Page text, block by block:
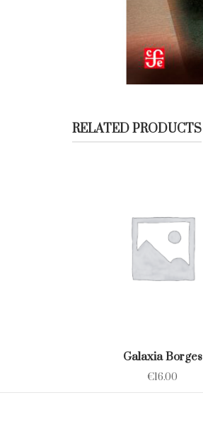
RELATED PRODUCTS
Galaxia Borges
€16.00